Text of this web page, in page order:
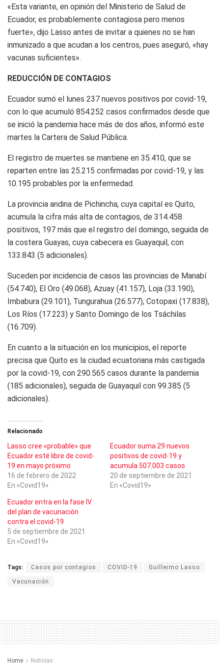
«Esta variante, en opinión del Ministerio de Salud de
Ecuador, es probablemente contagiosa pero menos
fuerte», dijo Lasso antes de invitar a quienes no se han
inmunizado a que acudan a los centros, pues aseguró, «hay
vacunas suficientes».
REDUCCIÓN DE CONTAGIOS
Ecuador sumó el lunes 237 nuevos positivos por covid-19,
con lo que acumuló 854.252 casos confirmados desde que
se inició la pandemia hace más de dos años, informó este
martes la Cartera de Salud Pública.
El registro de muertes se mantiene en 35.410, que se
reparten entre las 25.215 confirmadas por covid-19, y las
10.195 probables por la enfermedad.
La provincia andina de Pichincha, cuya capital es Quito,
acumula la cifra más alta de contagios, de 314.458
positivos, 197 más que el registro del domingo, seguida de
la costera Guayas, cuya cabecera es Guayaquil, con
133.843 (5 adicionales).
Suceden por incidencia de casos las provincias de Manabí
(54.740), El Oro (49.068), Azuay (41.157), Loja (33.190),
Imbabura (29.101), Tungurahua (26.577), Cotopaxi (17.838),
Los Ríos (17.223) y Santo Domingo de los Tsáchilas
(16.709).
En cuanto a la situación en los municipios, el reporte
precisa que Quito es la ciudad ecuatoriana más castigada
por la covid-19, con 290.565 casos durante la pandemia
(185 adicionales), seguida de Guayaquil con 99.385 (5
adicionales).
Relacionado
Lasso cree «probable» que
Ecuador esté libre de covid-
19 en mayo próximo
16 de febrero de 2022
En «Covid19»
Ecuador suma 29 nuevos
positivos de covid-19 y
acumula 507.003 casos
20 de septiembre de 2021
En «Covid19»
Ecuador entra en la fase IV
del plan de vacunación
contra el covid-19
5 de septiembre de 2021
En «Covid19»
Tags: Casos por contagios COVID-19 Guillermo Lasso
Vacunación
Home Noticias